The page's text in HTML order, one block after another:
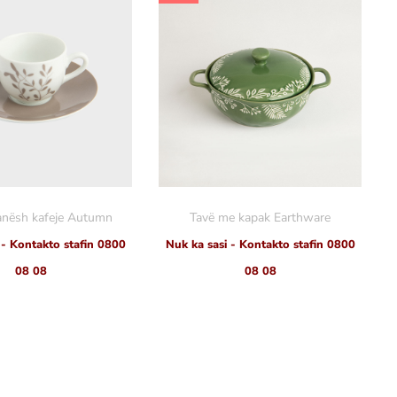
kafeje Autumn
- Kontakto stafin 0800
08 08
Tavë me kapak Earthware
Nuk ka sasi - Kontakto stafin 0800
08 08